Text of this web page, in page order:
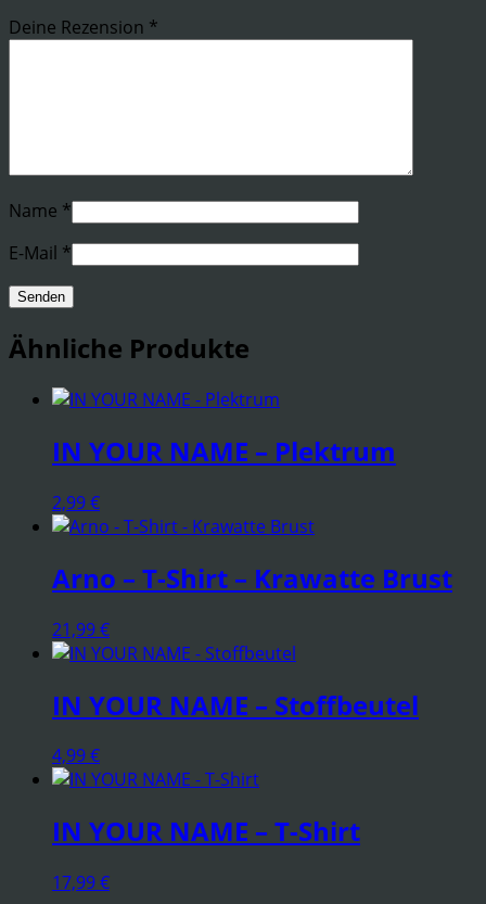
Deine Rezension *
Name *
E-Mail *
Ähnliche Produkte
IN YOUR NAME – Plektrum
2,99€
Arno – T-Shirt – Krawatte Brust
21,99€
IN YOUR NAME – Stoffbeutel
4,99€
IN YOUR NAME – T-Shirt
17,99€